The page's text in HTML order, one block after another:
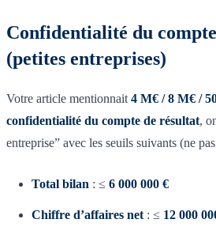
Confidentialité du
(petites entreprises)
Votre article mentionnait 4 M€ / 8 M€ /
confidentialité du compte de résultat,
entreprise” avec les seuils suivants (ne
Total bilan : ≤ 6 000 000 €
Chiffre d’affaires net : ≤ 12 000